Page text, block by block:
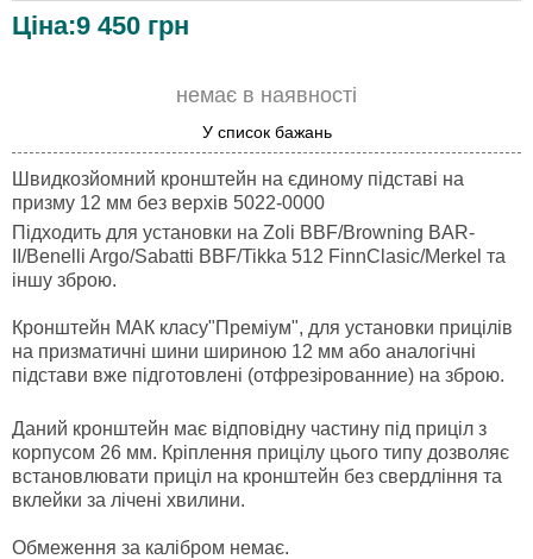
Ціна:9 450 грн
немає в наявності
У список бажань
Швидкозйомний кронштейн на єдиному підставі на
призму 12 мм без верхів 5022-0000
Підходить для установки на Zoli BBF/Browning BAR-
II/Benelli Argo/Sabatti BBF/Tikka 512 FinnClasic/Merkel та
іншу зброю.
Кронштейн МАК класу"Преміум", для установки прицілів
на призматичні шини шириною 12 мм або аналогічні
підстави вже підготовлені (отфрезірованние) на зброю.
Даний кронштейн має відповідну частину під приціл з
корпусом 26 мм. Кріплення прицілу цього типу дозволяє
встановлювати приціл на кронштейн без свердління та
вклейки за лічені хвилини.
Обмеження за калібром немає.